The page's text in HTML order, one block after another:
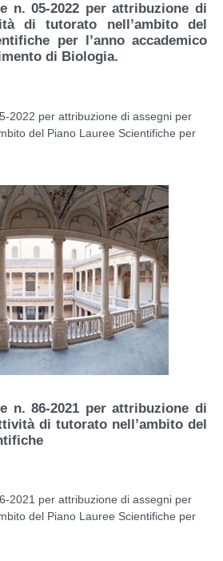
n. 05-2022 per attribuzione di
di tutorato nell’ambito del
per l’anno accademico
di Biologia.
2022 per attribuzione di assegni per
del Piano Lauree Scientifiche per
n. 86-2021 per attribuzione di
di tutorato nell’ambito del
2021 per attribuzione di assegni per
del Piano Lauree Scientifiche per